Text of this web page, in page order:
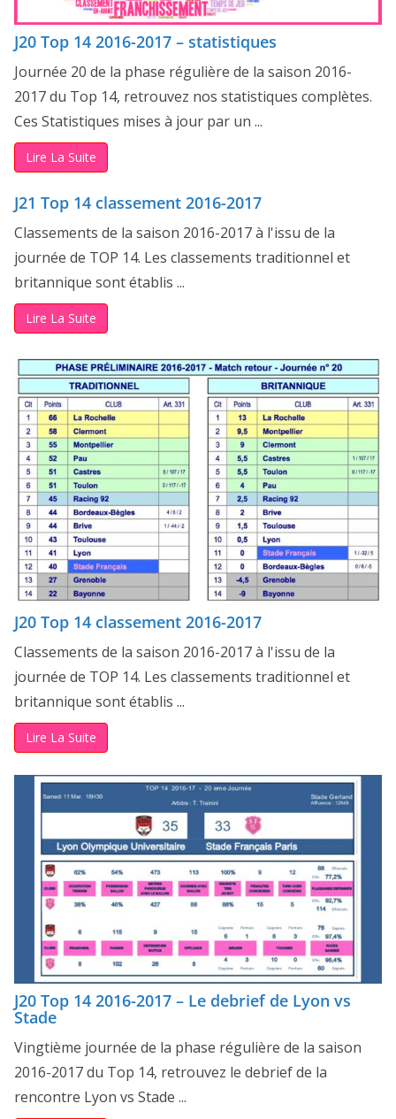
J20 Top 14 2016-2017 – statistiques
Journée 20 de la phase régulière de la saison 2016-
2017 du Top 14, retrouvez nos statistiques complètes.
Ces Statistiques mises à jour par un ...
Lire La Suite
J21 Top 14 classement 2016-2017
Classements de la saison 2016-2017 à l'issu de la
journée de TOP 14. Les classements traditionnel et
britannique sont établis ...
Lire La Suite
J20 Top 14 classement 2016-2017
Classements de la saison 2016-2017 à l'issu de la
journée de TOP 14. Les classements traditionnel et
britannique sont établis ...
Lire La Suite
J20 Top 14 2016-2017 – Le debrief de Lyon vs
Stade
Vingtième journée de la phase régulière de la saison
2016-2017 du Top 14, retrouvez le debrief de la
rencontre Lyon vs Stade ...